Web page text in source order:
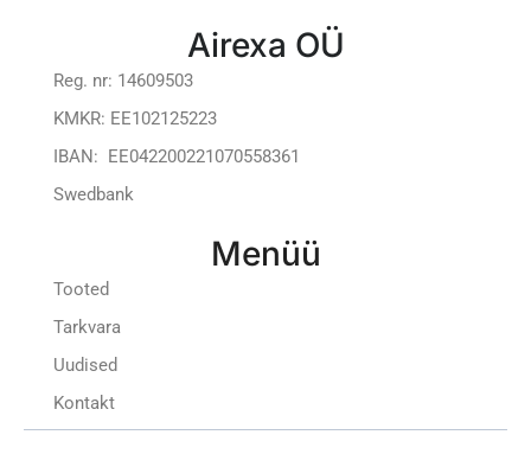
Airexa OÜ
Reg. nr: 14609503
KMKR: EE102125223
IBAN: EE042200221070558361
Swedbank
Menüü
Tooted
Tarkvara
Uudised
Kontakt